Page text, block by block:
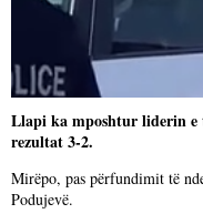
Llapi ka mposhtur liderin e
rezultat 3-2.
Mirëpo, pas përfundimit të
Podujevë.